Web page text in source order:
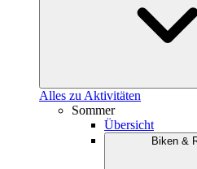
Alles zu Aktivitäten
Sommer
Übersicht
Biken &